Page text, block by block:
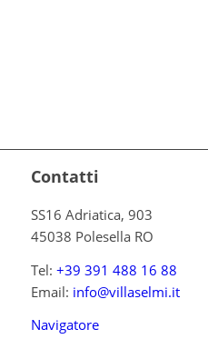
Contatti
SS16 Adriatica, 903
45038 Polesella RO
Tel: +39 391 488 16 88
Email: info@villaselmi.it
Navigatore